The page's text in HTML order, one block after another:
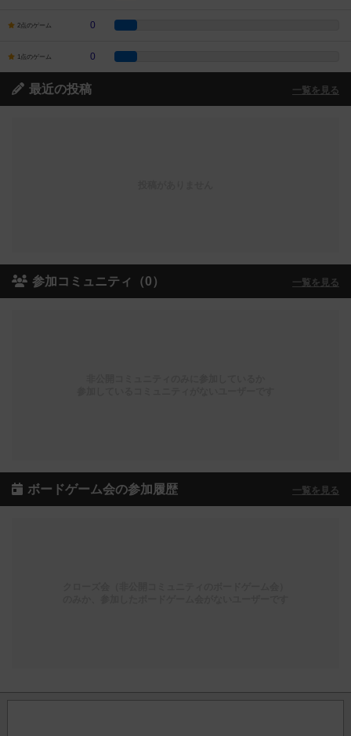
2点のゲーム 0
1点のゲーム 0
最近の投稿 一覧を見る
参加コミュニティ（0） 一覧を見る
ボードゲーム会の参加履歴 一覧を見る